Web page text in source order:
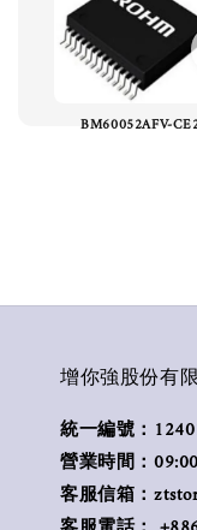
BM60052AFV-
增你強股份有
統一編號：
營業時間：
客服信箱：